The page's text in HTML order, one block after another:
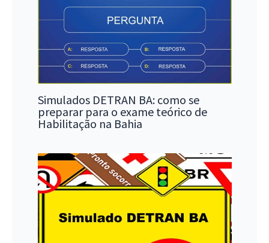
Simulados DETRAN BA: como se
preparar para o exame teórico de
Habilitação na Bahia